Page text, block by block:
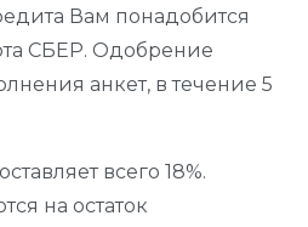
Вам понадобится
СБЕР. Одобрение
анкет, в течение 5
всего 18%.
на остаток